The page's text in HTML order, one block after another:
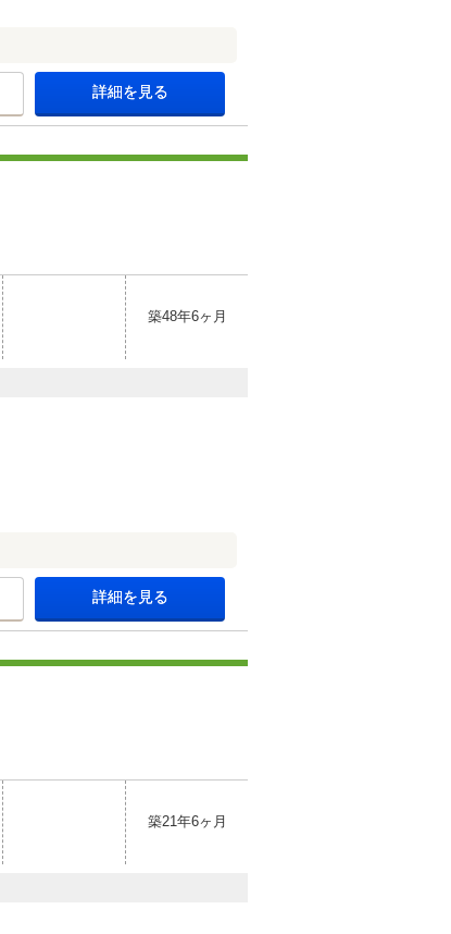
詳細を見る
築48年6ヶ月
詳細を見る
築21年6ヶ月